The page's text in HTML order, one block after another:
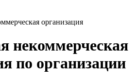
организация
некоммерческая
по организации